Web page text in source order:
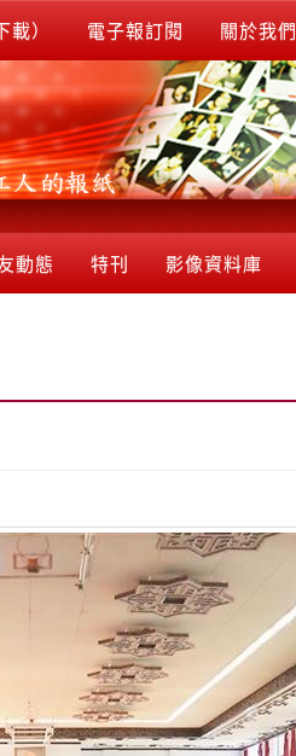
） 電子報訂閱 關於我們
動態 特刊 影像資料庫